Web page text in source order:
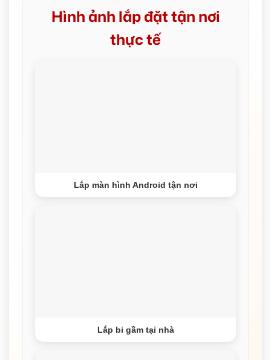
Hình ảnh lắp đặt tận nơi
thực tế
Lắp màn hình Android tận nơi
Lắp bi gầm tại nhà